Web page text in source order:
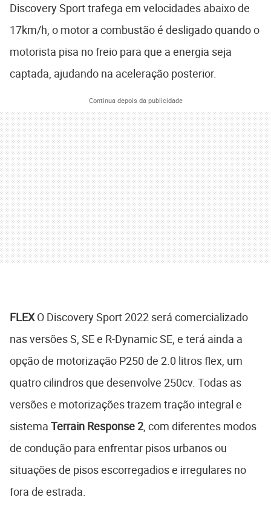
Discovery Sport trafega em velocidades abaixo de
17km/h, o motor a combustão é desligado quando o
motorista pisa no freio para que a energia seja
captada, ajudando na aceleração posterior.
Continua depois da publicidade
FLEXO Discovery Sport 2022 será comercializado
nas versões S, SE e R-Dynamic SE, e terá ainda a
opção de motorização P250 de 2.0 litros flex, um
quatro cilindros que desenvolve 250cv. Todas as
versões e motorizações trazem tração integral e
sistema Terrain Response 2, com diferentes modos
de condução para enfrentar pisos urbanos ou
situações de pisos escorregadios e irregulares no
fora de estrada.